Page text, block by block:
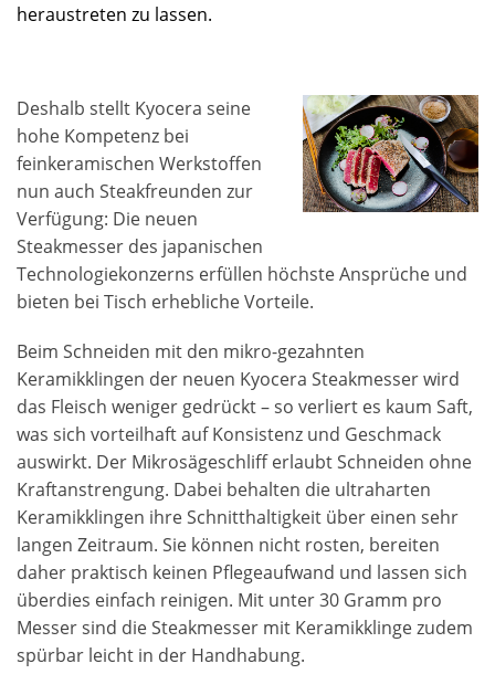
heraustreten zu lassen.
Deshalb stellt Kyocera seine
hohe Kompetenz bei
feinkeramischen Werkstoffen
nun auch Steakfreunden zur
Verfügung: Die neuen
Steakmesser des japanischen
Technologiekonzerns erfüllen höchste Ansprüche und
bieten bei Tisch erhebliche Vorteile.
Beim Schneiden mit den mikro-gezahnten
Keramikklingen der neuen Kyocera Steakmesser wird
das Fleisch weniger gedrückt – so verliert es kaum Saft,
was sich vorteilhaft auf Konsistenz und Geschmack
auswirkt. Der Mikrosägeschliff erlaubt Schneiden ohne
Kraftanstrengung. Dabei behalten die ultraharten
Keramikklingen ihre Schnitthaltigkeit über einen sehr
langen Zeitraum. Sie können nicht rosten, bereiten
daher praktisch keinen Pflegeaufwand und lassen sich
überdies einfach reinigen. Mit unter 30 Gramm pro
Messer sind die Steakmesser mit Keramikklinge zudem
spürbar leicht in der Handhabung.